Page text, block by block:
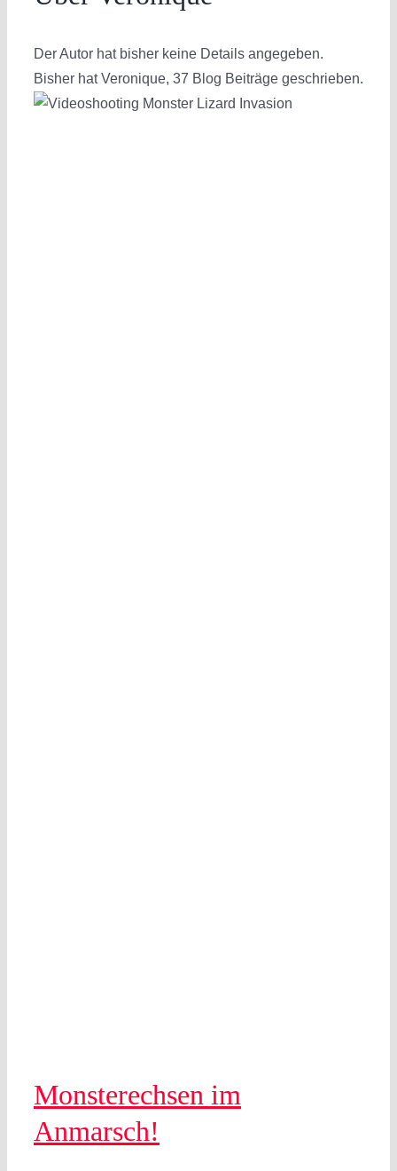
Der Autor hat bisher keine Details angegeben.
Bisher hat Veronique, 37 Blog Beiträge geschrieben.
Monsterechsen im
Anmarsch!